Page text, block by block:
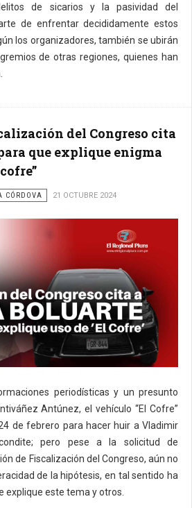
de sicarios y la pasividad del
de enfrentar decididamente estos
los organizadores, también se ubirán
de otras regiones, quienes han
del Congreso cita
que explique enigma
CÓRDOVA 21 OCTUBRE 2024
periodísticas y un presunto
Antúnez, el vehículo “El Cofre”
de febrero para hacer huir a Vladimir
pero pese a la solicitud de
de Fiscalización del Congreso, aún no
de la hipótesis, en tal sentido ha
explique este tema y otros.